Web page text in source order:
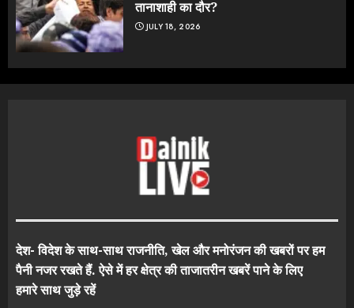
तानाशाही का दौर?
JULY 18, 2026
देश- विदेश के साथ-साथ राजनीति, खेल और मनोरंजन की खबरों पर हम
पैनी नजर रखते हैं. ऐसे में हर क्षेत्र की ताजातरीन खबरें पाने के लिए
हमारे साथ जुड़े रहें